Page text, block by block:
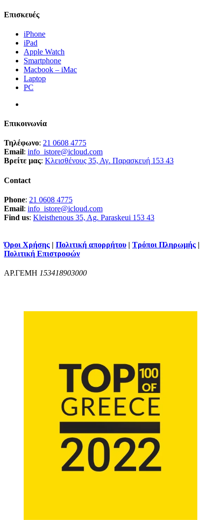
Επισκευές
iPhone
iPad
Apple Watch
Smartphone
Macbook – iMac
Laptop
PC
Επικοινωνία
Τηλέφωνο: 21 0608 4775
Email: info_istore@icloud.com
Βρείτε μας: Κλεισθένους 35, Αγ. Παρασκευή 153 43
Contact
Phone: 21 0608 4775
Email: info_istore@icloud.com
Find us: Kleisthenous 35, Ag. Paraskeui 153 43
Όροι Χρήσης | Πολιτική απορρήτου | Τρόποι Πληρωμής |
Πολιτική Επιστροφών
ΑΡ.ΓΕΜΗ 153418903000